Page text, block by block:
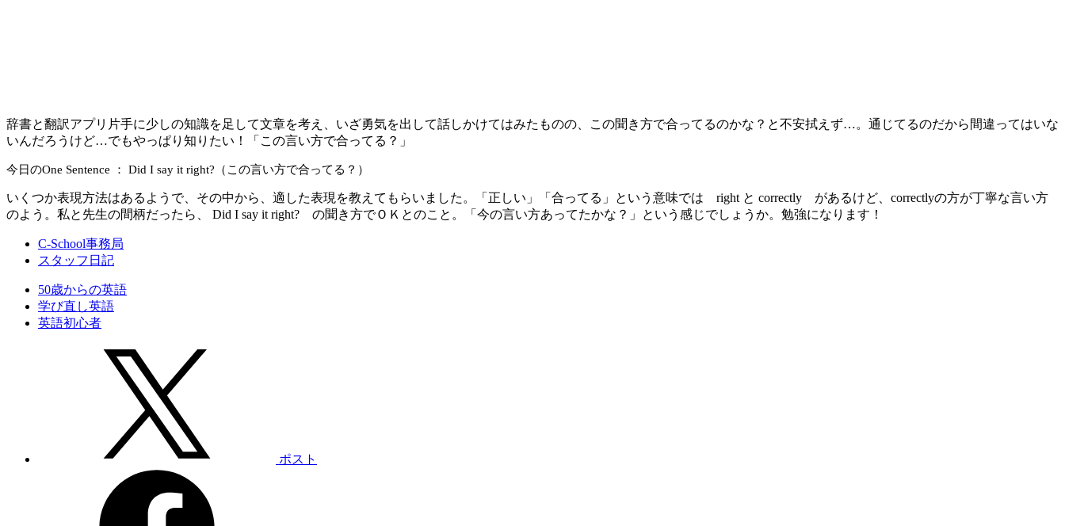
辞書と翻訳アプリ片手に少しの知識を足して文章を考え、いざ勇気を出して話しかけてはみたものの、この聞き方で合ってるのかな？と不安拭えず…。通じてるのだから間違ってはいな
いんだろうけど…でもやっぱり知りたい！「この言い方で合ってる？」
今日のOne Sentence ： Did I say it right? （この言い方で合ってる？）
いくつか表現方法はあるようで、その中から、適した表現を教えてもらいました。「正しい」「合ってる」という意味では right と correctly があるけど、correctlyの方が丁寧な言い方
のよう。私と先生の間柄だったら、
Did I say it right? の聞き方でＯＫとのこと。「今の言い方あってたかな？」という感じでしょうか。勉強になります！
C-School事務局
スタッフ日記
50歳からの英語
学び直し英語
英語初心者
ポスト